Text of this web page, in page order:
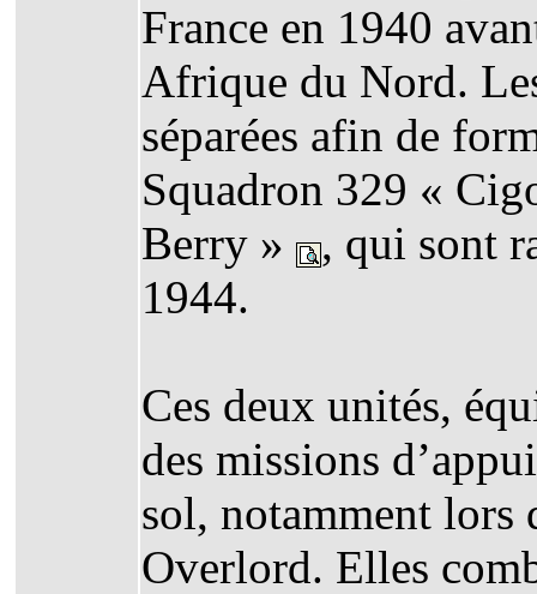
France en 1940
Afrique du Nord.
séparées afin de
Squadron 329 «
Berry »
, qui sont
1944.
Ces deux unités,
des missions
sol, notamment lors
Overlord. Elles